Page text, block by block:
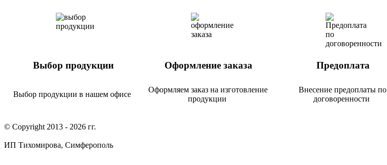
Выбор продукции Оформление заказа Предоплата
Выбор продукции в нашем офисе
Оформляем заказ на изготовление
продукции
Внесение предоплаты по
договоренности
© Copyright 2013 - 2026 гг.
ИП Тихомирова, Симферополь